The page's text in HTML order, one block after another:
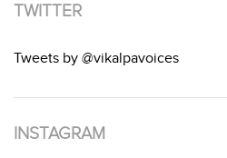
TWITTER
Tweets by @vikalpavoices
INSTAGRAM